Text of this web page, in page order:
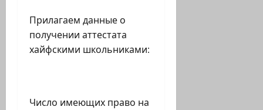
Прилагаем данные о
получении аттестата
хайфскими школьниками:
Число имеющих право на